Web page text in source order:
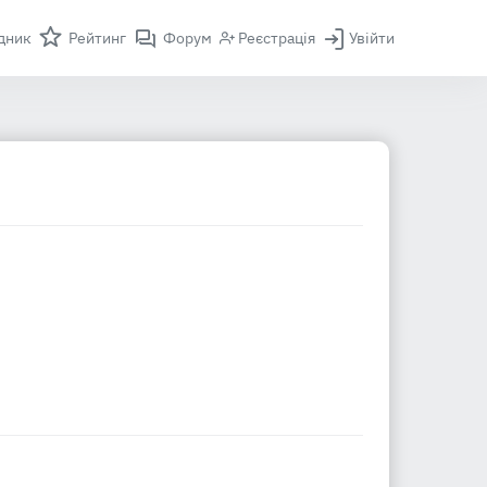
Рейтинг Форум Реєстрація Увійти